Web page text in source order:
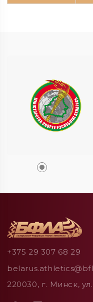
+375 29 307 68 29
220030, г. Минск,